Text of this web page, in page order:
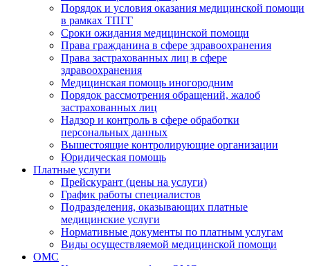
Порядок и условия оказания медицинской помощи
в рамках ТПГГ
Сроки ожидания медицинской помощи
Права гражданина в сфере здравоохранения
Права застрахованных лиц в сфере
здравоохранения
Медицинская помощь иногородним
Порядок рассмотрения обращений, жалоб
застрахованных лиц
Надзор и контроль в сфере обработки
персональных данных
Вышестоящие контролирующие организации
Юридическая помощь
Платные услуги
Прейскурант (цены на услуги)
График работы специалистов
Подразделения, оказывающих платные
медицинские услуги
Нормативные документы по платным услугам
Виды осуществляемой медицинской помощи
ОМС